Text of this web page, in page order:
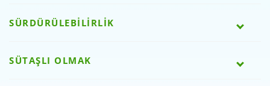
SÜRDÜRÜLEBİLİRLİK
SÜTAŞLI OLMAK